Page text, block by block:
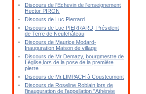
Discours de l'Echevin de l'enseignement
Hector PIRON
Discours de Luc Pierrard
Discours de Luc PIERRARD, Président
de Terre de Neufchâteau
Discours de Maurice Modard-
Inauguration Maison de village
Discours de Mr Demazy, bourgmestre de
Léglise,lors de la pose de la première
pierre
Discours de Mr.LIMPACH à Cousteumont
Discours de Roseline Roblain lors de
l'inauguration de l'appellation "Athénée